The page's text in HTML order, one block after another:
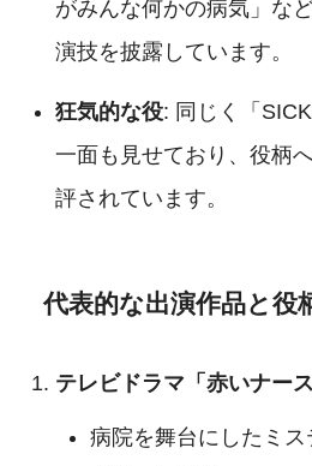
がみんな何かの病気」な
演技を披露しています。
狂気的な役: 同じく「
一面も見せており、役柄
評されています。
代表的な出演作品と役
テレビドラマ「赤いナー
病院を舞台にしたミ